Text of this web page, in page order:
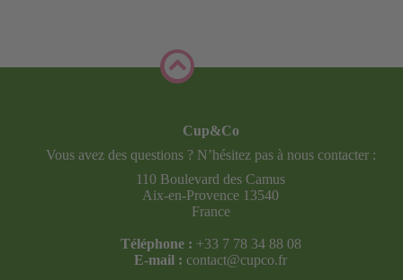
Cup&Co
Vous avez des questions ? N’hésitez pas à nous contacter :
110 Boulevard des Camus
Aix-en-Provence 13540
France
Téléphone : +33 7 78 34 88 08
E-mail : contact@cupco.fr